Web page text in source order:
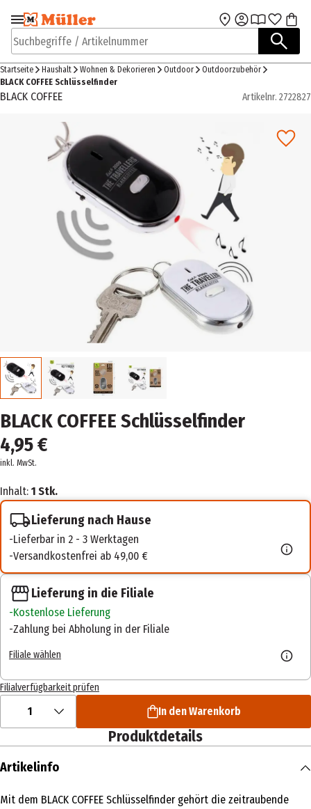
Zur Navigation
springen
Zum Hauptinhalt
Suchbegriffe / Artikelnummer
Startseite Haushalt Wohnen & Dekorieren Outdoor
Outdoorzubehör
BLACK COFFEE Schlüsselfinder
BLACK COFFEE Artikelnr. 2722827
BLACK COFFEE Schlüsselfinder
4,95 €
inkl. MwSt.
Inhalt: 1 Stk.
Lieferung nach Hause
Lieferbar in 2 - 3 Werktagen
Versandkostenfrei ab 49,00 €
Lieferung in die Filiale
Kostenlose Lieferung
Zahlung bei Abholung in der Filiale
Filiale wählen
Filialverfügbarkeit prüfen
1 In den Warenkorb
Produktdetails
Artikelinfo
Mit dem BLACK COFFEE Schlüsselfinder gehört die zeitraubende